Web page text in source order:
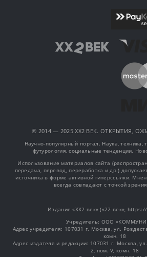
© 2014 — 2025 XX2 ВЕК. ОТКРЫТИЯ,
Научно-популярный портал. Наука, техника,
футурология, социальные тенденции.
Использование материалов сайта
передача, перевод, переработка и др.)
источника в форме активной гиперссылки.
всегда совпадают с точкой
Издание «XX2 век» («22 век»,
Учредитель: OOO
Адрес учредителя: 107031 г. Москва, ул.
комн. 18
Адрес издателя и редакции: 107031 г. Москва,
2, пом. V, комн. 18